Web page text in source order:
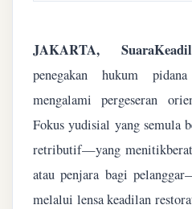
JAKARTA,
penegakan hukum
mengalami pergeseran
Fokus yudisial yang semula
retributif—yang
atau penjara bagi
melalui lensa keadilan